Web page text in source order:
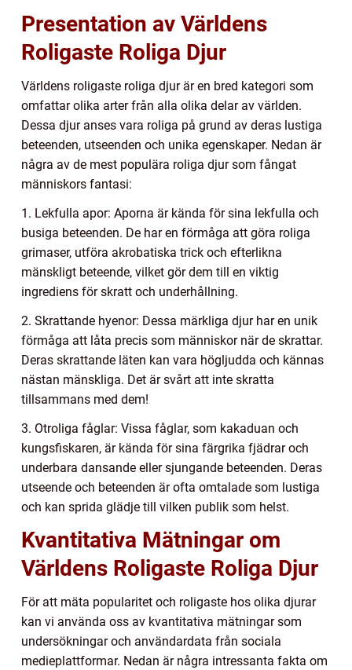
Presentation av Världens
Roligaste Roliga Djur
Världens roligaste roliga djur är en bred kategori som
omfattar olika arter från alla olika delar av världen.
Dessa djur anses vara roliga på grund av deras lustiga
beteenden, utseenden och unika egenskaper. Nedan är
några av de mest populära roliga djur som fångat
människors fantasi:
1. Lekfulla apor: Aporna är kända för sina lekfulla och
busiga beteenden. De har en förmåga att göra roliga
grimaser, utföra akrobatiska trick och efterlikna
mänskligt beteende, vilket gör dem till en viktig
ingrediens för skratt och underhållning.
2. Skrattande hyenor: Dessa märkliga djur har en unik
förmåga att låta precis som människor när de skrattar.
Deras skrattande läten kan vara högljudda och kännas
nästan mänskliga. Det är svårt att inte skratta
tillsammans med dem!
3. Otroliga fåglar: Vissa fåglar, som kakaduan och
kungsfiskaren, är kända för sina färgrika fjädrar och
underbara dansande eller sjungande beteenden. Deras
utseende och beteenden är ofta omtalade som lustiga
och kan sprida glädje till vilken publik som helst.
Kvantitativa Mätningar om
Världens Roligaste Roliga Djur
För att mäta popularitet och roligaste hos olika djurar
kan vi använda oss av kvantitativa mätningar som
undersökningar och användardata från sociala
medieplattformar. Nedan är några intressanta fakta om